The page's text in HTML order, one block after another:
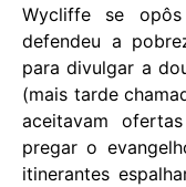
Wycliffe se
defendeu a
para divulgar a
(mais tarde
aceitavam
pregar o
itinerantes